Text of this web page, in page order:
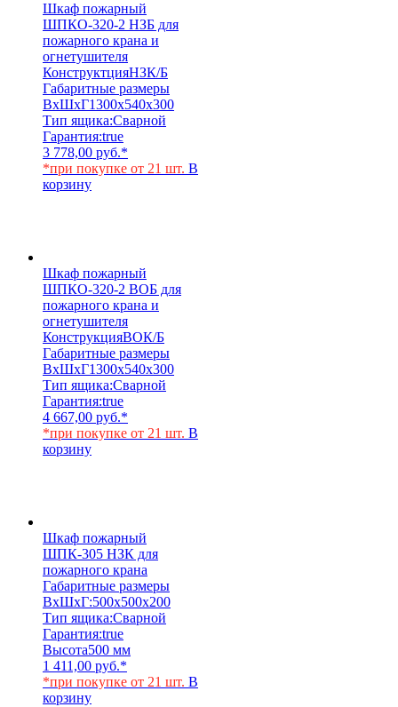
Шкаф пожарный
ШПКО-320-2 НЗБ для
пожарного крана и
огнетушителя
КонструктцияНЗК/Б
Габаритные размеры
ВхШхГ1300х540х300
Тип ящика:Сварной
Гарантия:true
3 778,00 руб.*
*при покупке от 21 шт. В
корзину
Шкаф пожарный
ШПКО-320-2 ВОБ для
пожарного крана и
огнетушителя
КонструкцияВОК/Б
Габаритные размеры
ВхШхГ1300х540х300
Тип ящика:Сварной
Гарантия:true
4 667,00 руб.*
*при покупке от 21 шт. В
корзину
Шкаф пожарный
ШПК-305 НЗК для
пожарного крана
Габаритные размеры
ВхШхГ:500х500х200
Тип ящика:Сварной
Гарантия:true
Высота500 мм
1 411,00 руб.*
*при покупке от 21 шт. В
корзину